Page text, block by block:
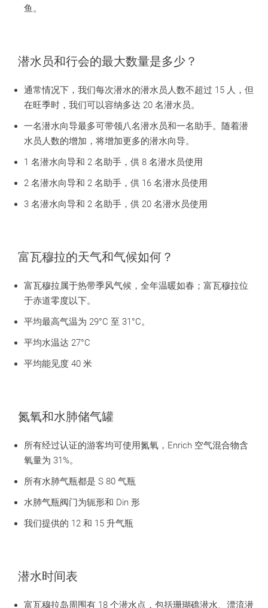
鱼。
潜水员和行会的最大数量是多少？
通常情况下，我们每次潜水的潜水员人数不超过 15 人，但
在旺季时，我们可以容纳多达 20 名潜水员。
一名潜水向导最多可带领八名潜水员和一名助手。随着潜
水员人数的增加，将增加更多的潜水向导。
1 名潜水向导和 2 名助手，供 8 名潜水员使用
2 名潜水向导和 2 名助手，供 16 名潜水员使用
3 名潜水向导和 2 名助手，供 20 名潜水员使用
富瓦穆拉的天气和气候如何？
富瓦穆拉属于热带季风气候，全年温暖如春；富瓦穆拉位
于赤道零度以下。
平均最高气温为 29°C 至 31°C。
平均水温达 27°C
平均能见度 40 米
氮氧和水肺储气罐
所有经过认证的游客均可使用氮氧，Enrich 空气混合物含
氧量为 31%。
所有水肺气瓶都是 S 80 气瓶
水肺气瓶阀门为轭形和 Din 形
我们提供的 12 和 15 升气瓶
潜水时间表
富瓦穆拉岛周围有 18 个潜水点，包括珊瑚礁潜水、漂流潜